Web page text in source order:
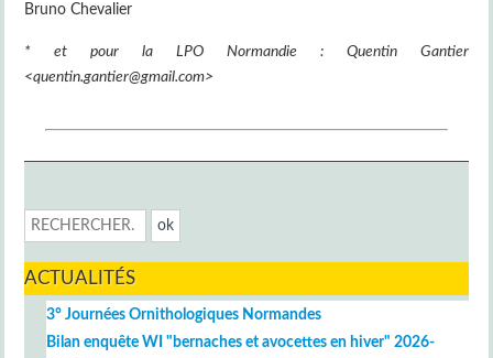
Bruno Chevalier
* et pour la LPO Normandie : Quentin Gantier
<quentin.gantier@gmail.com>
ACTUALITÉS
3° Journées Ornithologiques Normandes
Bilan enquête WI "bernaches et avocettes en hiver" 2026-